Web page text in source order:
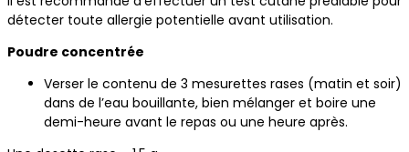
détecter toute allergie potentielle avant utilisation.
Poudre concentrée
Verser le contenu de 3 mesurettes rases (matin et soir)
dans de l’eau bouillante, bien mélanger et boire une
demi-heure avant le repas ou une heure après.